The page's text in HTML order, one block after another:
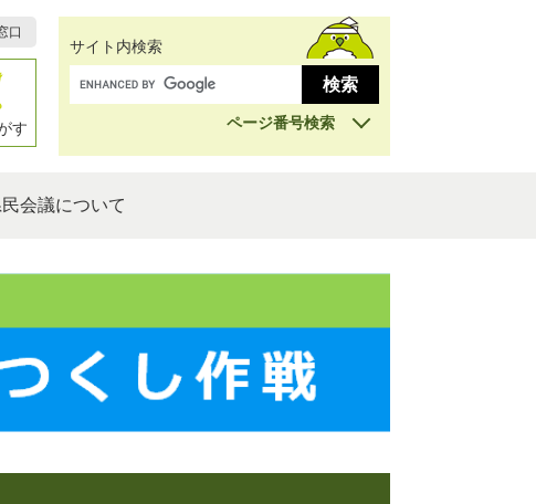
口
す
サイト内検索
ページ番号検索
会議について